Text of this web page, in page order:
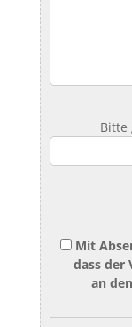
Bitte
Mit
dass der
an